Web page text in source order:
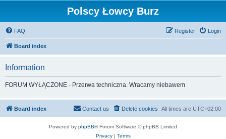
Polscy Łowcy Burz
FAQ Login
Register
Board index
Information
FORUM WYŁĄCZONE - Przerwa techniczna. Wracamy niebawem
Board index All times are UTC+02:00
Delete cookies
Contact us
Powered by phpBB® Forum Software © phpBB Limited
Privacy| Terms